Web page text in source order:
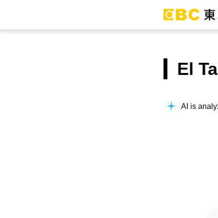
El
AI is